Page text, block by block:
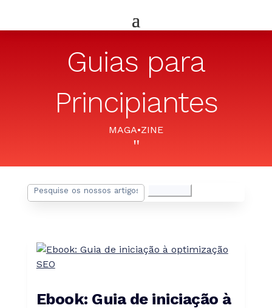
Guias para
Principiantes
MAGA•ZINE
"
Pesquisar
por:
Ebook: Guia de iniciação à